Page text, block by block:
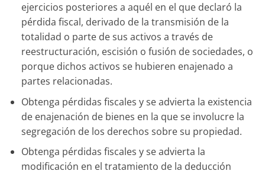
ejercicios posteriores a aquél en el que declaró la
pérdida fiscal, derivado de la transmisión de la
totalidad o parte de sus activos a través de
reestructuración, escisión o fusión de sociedades, o
porque dichos activos se hubieren enajenado a
partes relacionadas.
Obtenga pérdidas fiscales y se advierta la existencia
de enajenación de bienes en la que se involucre la
segregación de los derechos sobre su propiedad.
Obtenga pérdidas fiscales y se advierta la
modificación en el tratamiento de la deducción